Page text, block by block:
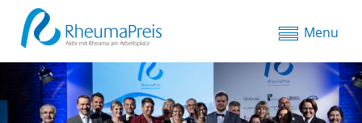
Menu